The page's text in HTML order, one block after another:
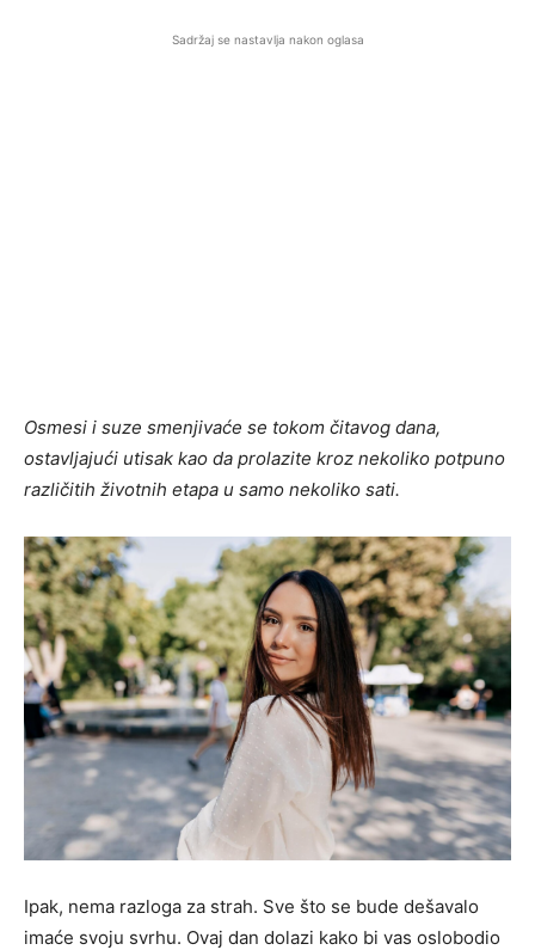
Sadržaj se nastavlja nakon oglasa
Osmesi i suze smenjivaće se tokom čitavog dana,
ostavljajući utisak kao da prolazite kroz nekoliko potpuno
različitih životnih etapa u samo nekoliko sati.
Ipak, nema razloga za strah. Sve što se bude dešavalo
imaće svoju svrhu. Ovaj dan dolazi kako bi vas oslobodio